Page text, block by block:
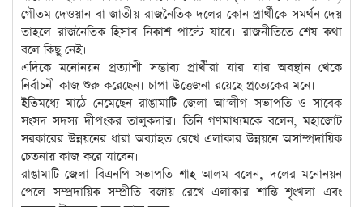
গৌতম দেওয়ান বা জাতীয় রাজনৈতিক দলের কোন প্রার্থীকে সমর্থন দেয়
তাহলে রাজনৈতিক হিসাব নিকাশ পাল্টে যাবে। রাজনীতিতে শেষ কথা
বলে কিছু নেই।
এদিকে মনোনয়ন প্রত্যাশী সম্ভাব্য প্রার্থীরা যার যার অবস্থান থেকে
নির্বাচনী কাজ শুরু করেছেন। চাপা উত্তেজনা রয়েছে প্রত্যেকের মনে।
ইতিমধ্যে মাঠে নেমেছেন রাঙামাটি জেলা আ’লীগ সভাপতি ও সাবেক
সংসদ সদস্য দীপংকর তালুকদার। তিনি গণমাধ্যমকে বলেন, মহাজোট
সরকারের উন্নয়নের ধারা অব্যাহত রেখে এলাকার উন্নয়নে অসাম্প্রদায়িক
চেতনায় কাজ করে যাবেন।
রাঙামাটি জেলা বিএনপি সভাপতি শাহ আলম বলেন, দলের মনোনয়ন
পেলে সম্প্রদায়িক সম্প্রীতি বজায় রেখে এলাকার শান্তি শৃংখলা এবং